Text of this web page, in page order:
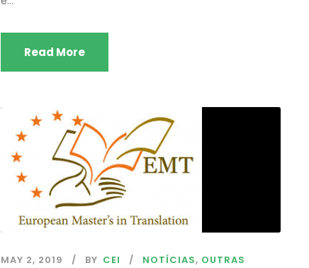
Read More
MAY 2, 2019 BY CEI NOTÍCIAS, OUTRAS